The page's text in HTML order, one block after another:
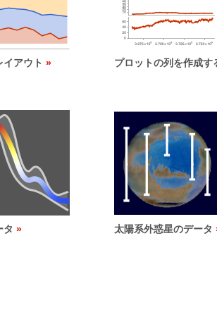
アウト プロットの列を作成す
タ 太陽系外惑星のデータ